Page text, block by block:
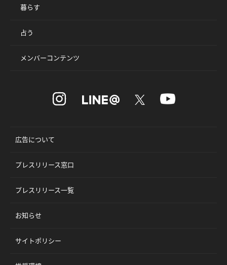
暮らす
占う
メンバーコンテンツ
広告について
プレスリリース窓口
プレスリリース一覧
お知らせ
サイトポリシー